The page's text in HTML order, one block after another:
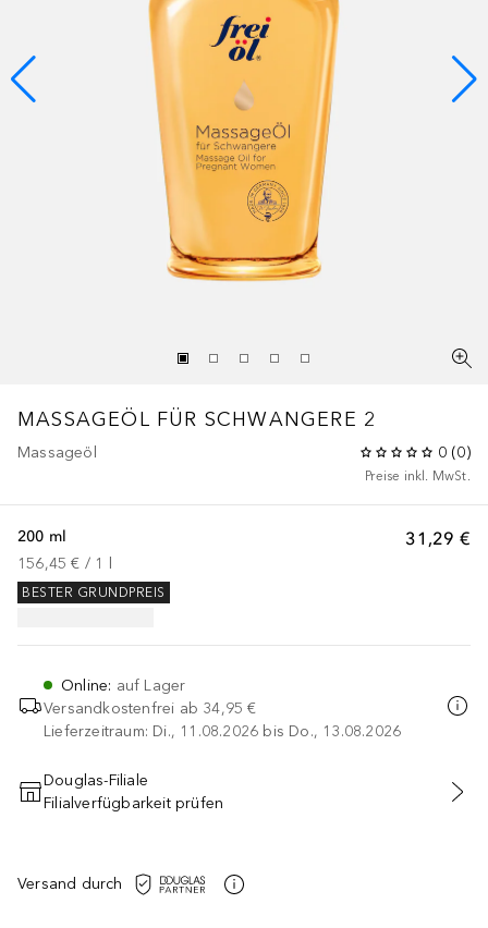
MASSAGEÖL FÜR SCHWANGERE 2
Massageöl 0 (0)
Preise inkl. MwSt.
31,29 €
200 ml
156,45 € / 1
BESTER GRUNDPREIS
Online: auf Lager
Versandkostenfrei ab 34,95 €
Lieferzeitraum: Di., 11.08.2026 bis Do., 13.08.2026
IN DEN WARENKORB
Douglas-Filiale
Filialverfügbarkeit prüfen
Versand durch